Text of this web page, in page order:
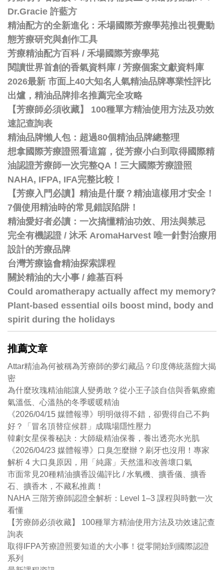
Dr.Gracie 許藍方
精油配方的全新進化：禾場國際芳療學苑推出視覺動
態芳療研究與創作工具
芳療精油配方百科 / 禾場國際芳療學苑
閱讀世界首創的香氣資料庫 / 芳療個案文獻資料庫
2026最新 市面上40大知名人氣精油品牌專業性評比
出爐，精油品牌排名推薦完全攻略
【芳療師必須收藏】 100種單方精油使用方法及功效
速記查詢表
精油品牌懶人包：超過80個精油品牌總整理
想拿國際芳療證照看這篇，從芳療小白到取得國際精
油認證芳療師一次完整QA！三大國際芳療證照
NAHA, IFPA, IFA完整比較！
【芳療入門必讀】精油是什麼？精油這樣用才安全！
7個使用精油時的常見錯誤陷阱！
精油愛好者必讀：一次搞懂精油功效、用法與禁忌
完全有機認證 / 沐禾 AromaHarvest 唯一針對治療用
設計的芳療品牌
台灣芳療協會精油探索課程
關於精油的大小事 / 維基百科
Could aromatherapy actually affect my memory?
Plant-based essential oils boost mind, body and
spirit during the holidays
推薦文章
Attar精油為何被稱為芳療師的夢幻藏品？印度傳統蒸餾大揭
密
為什麼玫瑰精油能讓人變勇敢？從小王子談自信與香氣療癒
氣溫低、心溫熱的冬季暖暖精油
《2026/04/15 媒體報導》明明做得不錯，卻覺得自己不夠
好？「冒名頂替症候群」成職場隱性壓力
韓劇女星保養秘訣：大師級精油保養，養出透亮水光肌
《2026/04/23 媒體報導》口臭怎麼辦？刷牙也沒用！專家
解析 4 大口臭原因，用「純露」天然溫和改善壞口氣
市面常見20種精油擴香設備評比 / 水氧機、擴香儀、擴香
石、擴香木，不藏私推薦！
NAHA 三階芳療師認證全解析：Level 1–3 課程與時數一次
看懂
【芳療師必須收藏】 100種單方精油使用方法及功效速記查
詢表
取得IFPA芳療證照要知道的大小事！從零開始到國際認證
系列